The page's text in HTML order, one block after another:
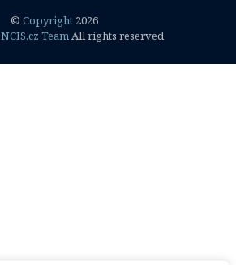
© Copyright 2026
NCIS.cz TeamAll rights reserved